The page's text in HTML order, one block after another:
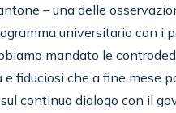
– una delle
universitario con i
mandato le
fiduciosi che a fine mese
continuo dialogo con il